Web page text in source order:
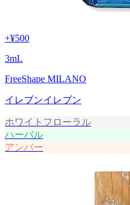
+¥500
3mL
FreeShape MILANO
イレブンイレブン
ホワイトフローラル
ハーバル
アンバー